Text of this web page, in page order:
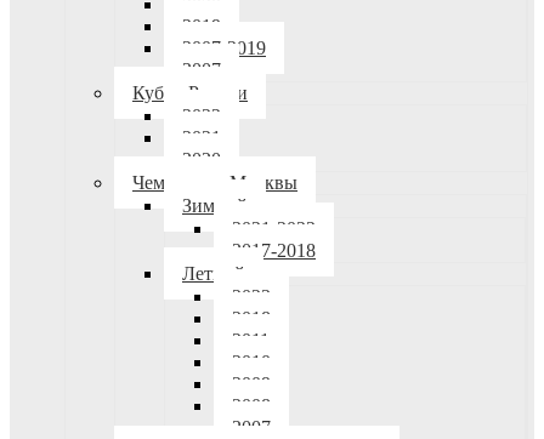
2019
2007-2019
2007
Кубок России
2022
2021
2020
Чемпионат Москвы
Зимний
2021-2022
2017-2018
Летний
2023
2018
2011
2010
2009
2008
2007